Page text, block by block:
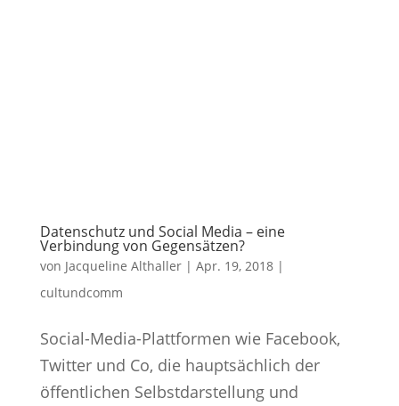
Datenschutz und Social Media – eine
Verbindung von Gegensätzen?
von Jacqueline Althaller| Apr. 19, 2018|
cultundcomm
Social-Media-Plattformen wie Facebook,
Twitter und Co, die hauptsächlich der
öffentlichen Selbstdarstellung und